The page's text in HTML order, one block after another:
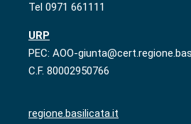
Tel 0971 661111
URP
PEC: AOO-
C.F. 80002950766
regione.basilicata.it